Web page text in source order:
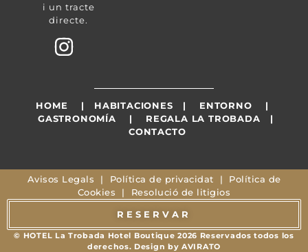
i un tracte
directe.
HOME | HABITACIONES | ENTORNO
|
GASTRONOMÍA
| REGALA LA TROBADA
|
CONTACTO
Avisos Legals | Política de privacidat | Política de
Cookies | Resolució de litigios
RESERVAR
© HOTEL La Trobada Hotel Boutique 2026 Reservados todos los
derechos. Design byAVIRATO